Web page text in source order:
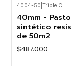
4004-50 Triple C
40mm - Pasto
sintético
de 50m2
$487.000